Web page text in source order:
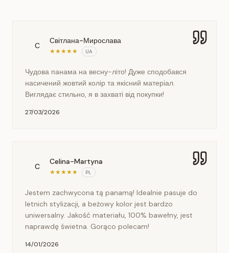
С
Світлана-Мирослава
★★★★★ UA
Чудова панама на весну-літо! Дуже сподобався
насичений жовтий колір та якісний матеріал.
Виглядає стильно, я в захваті від покупки!
27/03/2026
C
Celina-Martyna
★★★★★ PL
Jestem zachwycona tą panamą! Idealnie pasuje do
letnich stylizacji, a beżowy kolor jest bardzo
uniwersalny. Jakość materiału, 100% bawełny, jest
naprawdę świetna. Gorąco polecam!
14/01/2026